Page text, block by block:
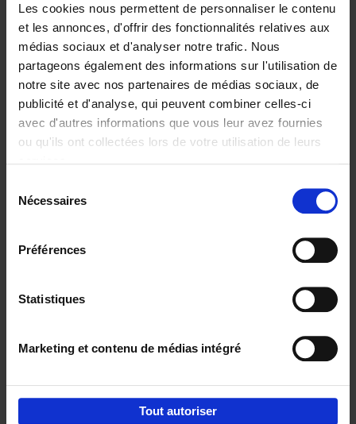
Les cookies nous permettent de personnaliser le contenu
et les annonces, d'offrir des fonctionnalités relatives aux
médias sociaux et d'analyser notre trafic. Nous
partageons également des informations sur l'utilisation de
notre site avec nos partenaires de médias sociaux, de
publicité et d'analyse, qui peuvent combiner celles-ci
avec d'autres informations que vous leur avez fournies
ou qu'ils ont collectées lors de votre utilisation de leurs
Nécessaires
Préférences
Statistiques
Marketing et contenu de médias intégré
Tout autoriser
Building Bonds = Building
Business
Jochen Roef Jozefien De Feyter
Carolien Boom
Couverture souple
2025 200
€29,99
Digital marketing like a PRO -
completely revised edition (EN)